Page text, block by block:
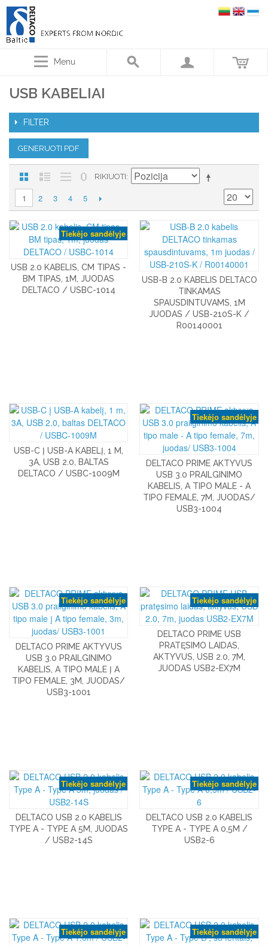
Menu
USB KABELIAI
FILTER
GENERUOTI PDF
RIKIUOTI
1 2 3 4 5
Tiekėjo sandėlyje
USB 2.0 KABELIS, CM TIPAS -
BM TIPAS, 1M, JUODAS
DELTACO / USBC-1014
USB-B 2.0 KABELIS DELTACO
TINKAMAS
SPAUSDINTUVAMS, 1M
JUODAS / USB-210S-K /
R00140001
USB-C Į USB-A KABELĮ, 1 M,
3A, USB 2.0, BALTAS
DELTACO / USBC-1009M
Tiekėjo sandėlyje
DELTACO PRIME AKTYVUS
USB 3.0 PRAILGINIMO
KABELIS, A TIPO MALE - A
TIPO FEMALE, 7M, JUODAS/
USB3-1004
Tiekėjo sandėlyje
DELTACO PRIME AKTYVUS
USB 3.0 PRAILGINIMO
KABELIS, A TIPO MALE Į A
TIPO FEMALE, 3M, JUODAS/
USB3-1001
Tiekėjo sandėlyje
DELTACO PRIME USB
PRATĘSIMO LAIDAS,
AKTYVUS, USB 2.0, 7M,
JUODAS USB2-EX7M
Tiekėjo sandėlyje
DELTACO USB 2.0 KABELIS
TYPE A - TYPE A 5M, JUODAS
/ USB2-14S
Tiekėjo sandėlyje
DELTACO USB 2.0 KABELIS
TYPE A - TYPE A 0,5M /
USB2-6
Tiekėjo sandėlyje Tiekėjo sandėlyje